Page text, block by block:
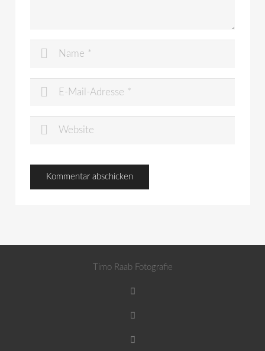
Timo Raab Fotografie